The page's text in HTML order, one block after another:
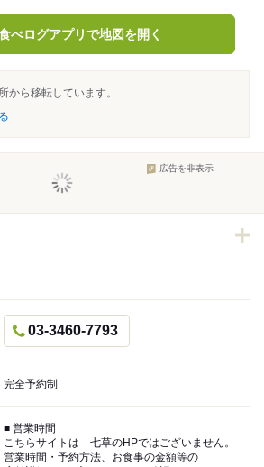
べログアプリで地図を開く
ら移転しています。
広告を非表示
03-3460-7793
完全予約制
■ 営業時間
こちらサイトは 七草のHPではございません。
営業時間・予約方法、お食事の金額等の